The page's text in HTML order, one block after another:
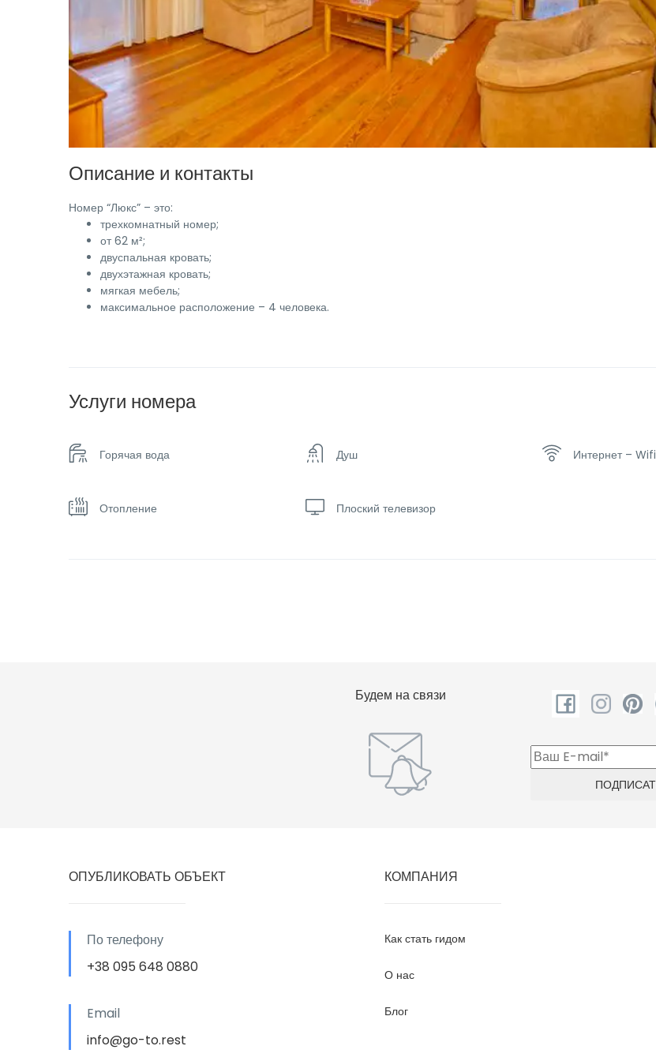
Описание и контакты
Номер “Люкс” – это:
трехкомнатный номер;
от 62 м²;
двуспальная кровать;
двухэтажная кровать;
мягкая мебель;
максимальное расположение – 4 человека.
Услуги номера
Горячая вода Душ Интернет – Wifi
Отопление Плоский телевизор
Будем на связи
ОПУБЛИКОВАТЬ ОБЪЕКТ
По телефону
+38 095 648 0880
Email
info@go-to.rest
КОМПАНИЯ
Как стать гидом
О нас
Блог